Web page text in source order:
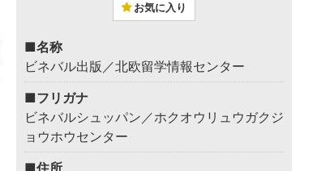
お気に入り
■名称
ビネバル出版／北欧留学情報センター
■フリガナ
ビネバルシュッパン／ホクオウリュウガクジ
ョウホウセンター
■住所